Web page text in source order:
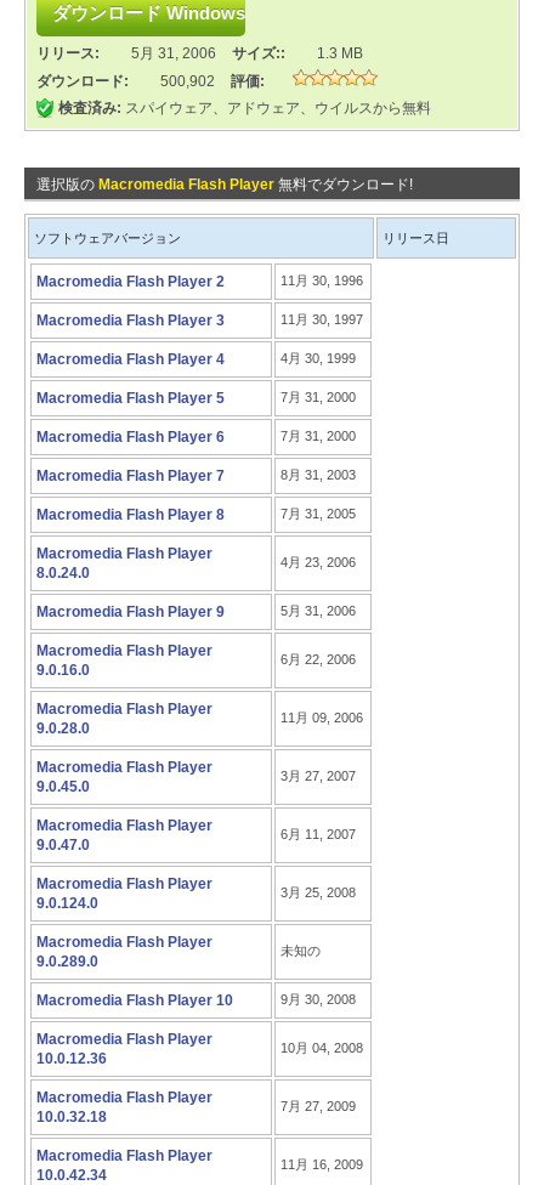
リリース: 5月 31, 2006 サイズ::
1.3 MB
ダウンロード:
500,902
評価:
検査済み: スパイウェア、アドウェア、ウイルスから無料
選択版の Macromedia Flash Player 無料でダウンロード!
ソフトウェアバージョン リリース日
Macromedia Flash Player 2 11月 30, 1996
Macromedia Flash Player 3 11月 30, 1997
Macromedia Flash Player 4 4月 30, 1999
Macromedia Flash Player 5 7月 31, 2000
Macromedia Flash Player 6 7月 31, 2000
Macromedia Flash Player 7 8月 31, 2003
Macromedia Flash Player 8 7月 31, 2005
Macromedia Flash Player
8.0.24.0
4月 23, 2006
Macromedia Flash Player 9 5月 31, 2006
Macromedia Flash Player
9.0.16.0
6月 22, 2006
Macromedia Flash Player
9.0.28.0
11月 09, 2006
Macromedia Flash Player
9.0.45.0
3月 27, 2007
Macromedia Flash Player
9.0.47.0
6月 11, 2007
Macromedia Flash Player
9.0.124.0
3月 25, 2008
Macromedia Flash Player
9.0.289.0
未知の
Macromedia Flash Player 10 9月 30, 2008
Macromedia Flash Player
10.0.12.36
10月 04, 2008
Macromedia Flash Player
10.0.32.18
7月 27, 2009
Macromedia Flash Player
10.0.42.34
11月 16, 2009